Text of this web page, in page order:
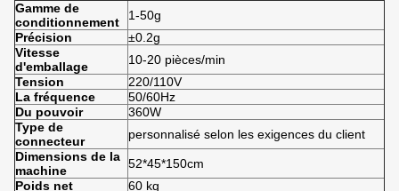
Gamme de
conditionnement
1-50g
Précision
±0.2g
Vitesse
d'emballage
10-20 pièces/min
Tension
220/110V
La fréquence
50/60Hz
Du pouvoir
360W
Type de
connecteur
personnalisé selon les exigences du client
Dimensions de la
machine
52*45*150cm
Poids net
60 kg